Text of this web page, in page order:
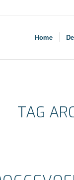
Home
TAG